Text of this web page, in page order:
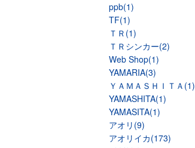
ppb(1)
TF(1)
ＴＲ(1)
ＴＲシンカー(2)
Web Shop(1)
YAMARIA(3)
ＹＡＭＡＳＨＩＴＡ(1)
YAMASHITA(1)
YAMASITA(1)
アオリ(9)
アオリイカ(173)